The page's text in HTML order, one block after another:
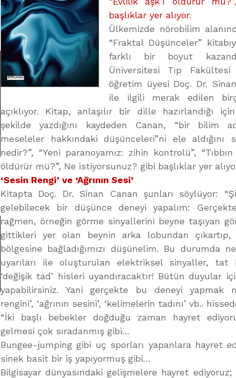
başlıklar yer alıyor.
Ülkemizde nörobilim
“Fraktal Düşünceler”
farklı bir boyut
Üniversitesi Tıp
öğretim üyesi Doç. Dr.
ile ilgili merak edilen
açıklıyor. Kitap, anlaşılır bir dille hazırlandığı
şekilde yazdığını kaydeden Canan, “bir bilim
meseleler hakkındaki düşünceleri”ni ele aldığını
nedir?”, “Yeni paranoyamız: zihin kontrolü”, “Tıbbın
öldürür mü?”, Ne istiyorsunuz? gibi başlıklar yer
‘Sesin Rengi’ ve ‘Ağrının Sesi’
Kitapta Doç. Dr. Sinan Canan şunları söylüyor:
gelebilecek bir düşünce deneyi yapalım:
rağmen, örneğin görme sinyallerini beyne taşıyan
gittikleri yer olan beynin arka lobundan
bölgesine bağladığımızı düşünelim. Bu durumda
uyarıları ile oluşturulan elektriksel sinyaller, tat
‘değişik tad’ hisleri uyandıracaktır! Bütün duyular
yapabilirsiniz. Yani gerçekte bu deneyi yapmak
rengini’, ‘ağrının sesini’, ‘kelimelerin tadını’ vb..
“İki başlı bebekler doğduğu zaman hayret
gelmesi çok sıradanmış gibi…
Bungee-jumping gibi uç sporları yapanlara hayret
sinek basit bir iş yapıyormuş gibi…
Bilgisayar dünyasındaki gelişmelere hayret ediyoruz;